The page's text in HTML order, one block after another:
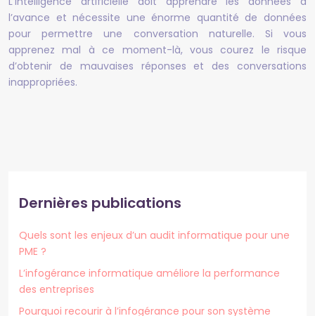
l’avance et nécessite une énorme quantité de données
pour permettre une conversation naturelle. Si vous
apprenez mal à ce moment-là, vous courez le risque
d’obtenir de mauvaises réponses et des conversations
inappropriées.
Dernières publications
Quels sont les enjeux d’un audit informatique pour une
PME ?
L’infogérance informatique améliore la performance
des entreprises
Pourquoi recourir à l’infogérance pour son système